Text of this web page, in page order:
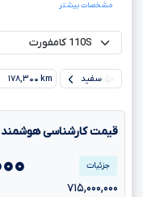
مشخصات بیشتر
سفید ۱۷۸,۳۰۰ km
قیمت کارشناسی هوشمند
جزئیات
۷۱۵,۰۰۰,۰۰۰